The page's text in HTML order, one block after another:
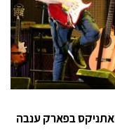
בפארק ענבה